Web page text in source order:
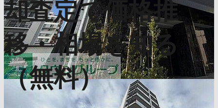
却査定で価格推
移・相場を知る
（無料）